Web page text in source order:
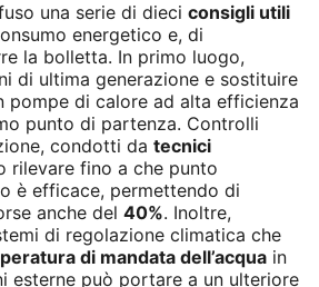
una serie di dieci consigli utili
energetico e, di
la bolletta. In primo luogo,
di ultima generazione e sostituire
pompe di calore ad alta efficienza
punto di partenza. Controlli
condotti da tecnici
rilevare fino a che punto
è efficace, permettendo di
anche del 40%. Inoltre,
di regolazione climatica che
di mandata dell’acqua in
esterne può portare a un ulteriore